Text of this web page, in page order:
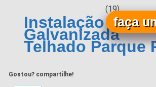
(19)
Instalação
Telhado Parque
Gostou? compartilhe!
faça